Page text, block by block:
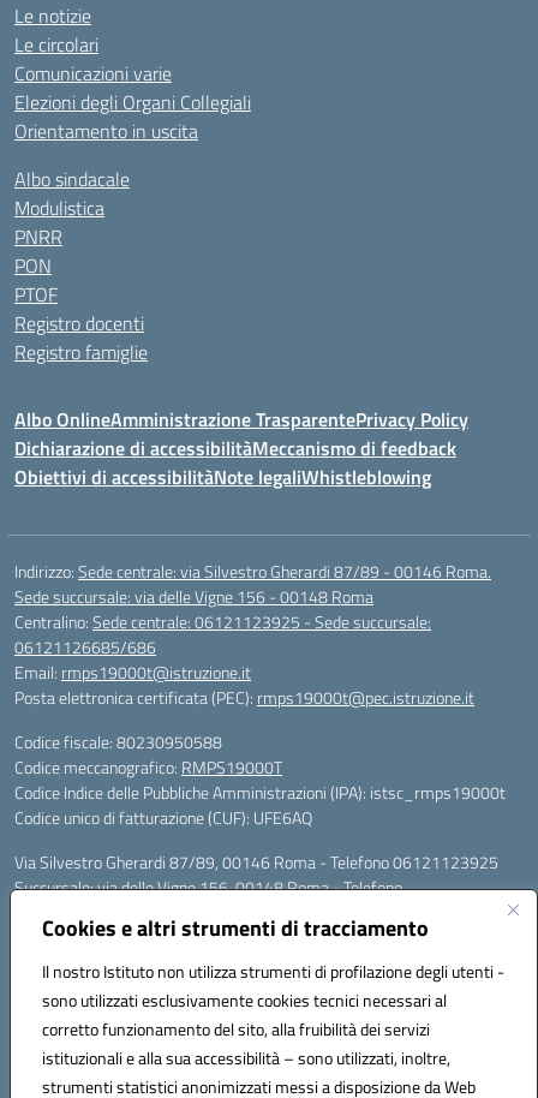
Cookies e altri strumenti di tracciamento
Il nostro Istituto non utilizza strumenti di profilazione degli utenti -
sono utilizzati esclusivamente cookies tecnici necessari al
corretto funzionamento del sito, alla fruibilità dei servizi
istituzionali e alla sua accessibilità – sono utilizzati, inoltre,
strumenti statistici anonimizzati messi a disposizione da Web
Le notizie
Le circolari
Comunicazioni varie
Elezioni degli Organi Collegiali
Orientamento in uscita
Albo sindacale
Modulistica
PNRR
PON
PTOF
Registro docenti
Registro famiglie
Albo OnlineAmministrazione TrasparentePrivacy Policy
Dichiarazione di accessibilitàMeccanismo di feedback
Obiettivi di accessibilitàNote legaliWhistleblowing
Indirizzo:Sede centrale: via Silvestro Gherardi 87/89 - 00146 Roma.
Sede succursale: via delle Vigne 156 - 00148 Roma
Centralino:Sede centrale: 06121123925 - Sede succursale:
06121126685/686
Email: rmps19000t@istruzione.it
Posta elettronica certificata (PEC): rmps19000t@pec.istruzione.it
Codice fiscale: 80230950588
Codice meccanografico: RMPS19000T
Codice Indice delle Pubbliche Amministrazioni (IPA): istsc_rmps19000t
Codice unico di fatturazione (CUF): UFE6AQ
Via Silvestro Gherardi 87/89, 00146 Roma - Telefono 06121123925
Succursale: via delle Vigne 156, 00148 Roma - Telefono
Mail: rmps19000t@istruzione.it - PEC: rmps19000t@pec.istruzione.it
Per contatti con il Dirigente Scolastico, utilizzare esclusivamente
Codice univoco ufficio: UFE6AQ
Codice meccanografico: RMPS19000T
Codice fiscale: 80230950588